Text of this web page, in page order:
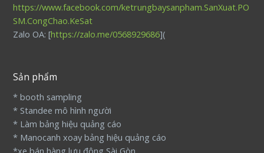
https://www.facebook.com/ketrungbaysanpham.SanXuat.PO
SM.CongChao.KeSat
Zalo OA: [https://zalo.me/0568929686](
Sản phẩm
* booth sampling
* Standee mô hình người
* Làm bảng hiệu quảng cáo
* Manocanh xoay bảng hiệu quảng cáo